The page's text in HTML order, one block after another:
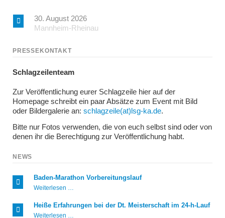
30. August 2026
Mannheim-Rheinau
PRESSEKONTAKT
Schlagzeilenteam
Zur Veröffentlichung eurer Schlagzeile hier auf der
Homepage schreibt ein paar Absätze zum Event mit Bild
oder Bildergalerie an: schlagzeile(at)lsg-ka.de.
Bitte nur Fotos verwenden, die von euch selbst sind oder von
denen ihr die Berechtigung zur Veröffentlichung habt.
NEWS
Baden-Marathon Vorbereitungslauf
Weiterlesen …
Vorbereitungslauf
Heiße Erfahrungen bei der Dt. Meisterschaft im 24-h-Lauf
Weiterlesen …